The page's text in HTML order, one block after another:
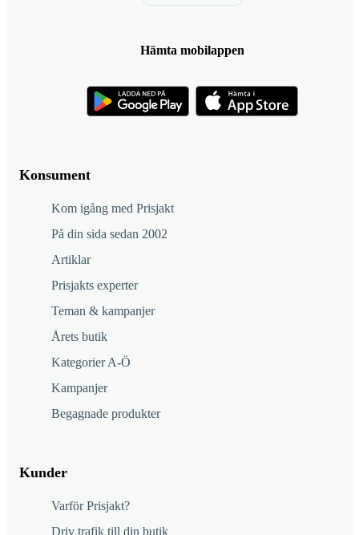
Konsument
Kom igång med Prisjakt
På din sida sedan 2002
Artiklar
Prisjakts experter
Teman & kampanjer
Årets butik
Kategorier A-Ö
Kampanjer
Begagnade produkter
Kunder
Varför Prisjakt?
Driv trafik till din butik
Hämta mobilappen